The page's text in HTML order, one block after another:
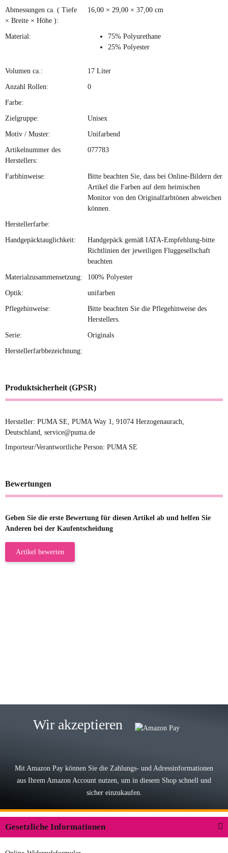
Abmessungen ca. ( Tiefe
× Breite × Höhe ):
16,00 × 29,00 × 37,00 cm
Material: 75% Polyurethane
25% Polyester
Volumen ca.: 17 Liter
Anzahl Rollen: 0
Farbe:
Zielgruppe: Unisex
Motiv / Muster: Unifarbend
Artikelnummer des
Herstellers:
077783
Farbhinweise:
Bitte beachten Sie, dass bei Online-Bildern der
Artikel die Farben auf dem heimischen
Monitor von den Originalfarbtönen abweichen
können.
Herstellerfarbe:
Handgepäcktauglichkeit:
Handgepäck gemäß IATA-Empfehlung-bitte
Richtlinien der jeweiligen Fluggesellschaft
beachten
Materialzusammensetzung: 100% Polyester
Optik: unifarben
Pflegehinweise:
Bitte beachten Sie die Pflegehinweise des
Herstellers.
Serie: Originals
Herstellerfarbbezeichnung:
Produktsicherheit (GPSR)
Hersteller: PUMA SE, PUMA Way 1, 91074 Herzogenaurach,
Deutschland, service@puma.de
Importeur/Verantwortliche Person: PUMA SE
Bewertungen
Geben Sie die erste Bewertung für diesen Artikel ab und helfen Sie
Anderen bei der Kaufentscheidung
Artikel bewerten
Lieferung, man kann bedenkenlos
Der Koffer macht einen sehr soliden
Wir akzeptieren
Mit Amazon Pay können Sie die Zahlungs- und Adressinformationen
aus Ihrem Amazon Account nutzen, um in diesem Shop schnell und
sicher einzukaufen.
Gesetzliche Informationen